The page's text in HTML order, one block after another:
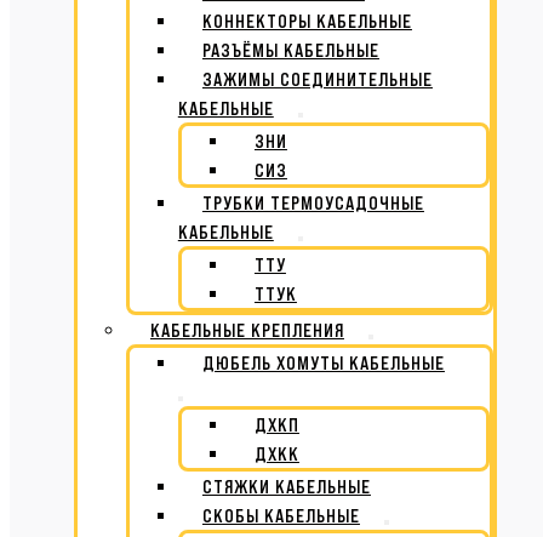
КОННЕКТОРЫ КАБЕЛЬНЫЕ
РАЗЪЁМЫ КАБЕЛЬНЫЕ
ЗАЖИМЫ СОЕДИНИТЕЛЬНЫЕ
КАБЕЛЬНЫЕ
ЗНИ
СИЗ
ТРУБКИ ТЕРМОУСАДОЧНЫЕ
КАБЕЛЬНЫЕ
ТТУ
ТТУК
КАБЕЛЬНЫЕ КРЕПЛЕНИЯ
ДЮБЕЛЬ ХОМУТЫ КАБЕЛЬНЫЕ
ДХКП
ДХКК
СТЯЖКИ КАБЕЛЬНЫЕ
СКОБЫ КАБЕЛЬНЫЕ